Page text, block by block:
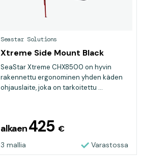
Seastar Solutions
Xtreme Side Mount Black
SeaStar Xtreme CHX8500 on hyvin
rakennettu ergonominen yhden käden
ohjauslaite, joka on tarkoitettu ...
alkaen425 €
3 mallia Varastossa